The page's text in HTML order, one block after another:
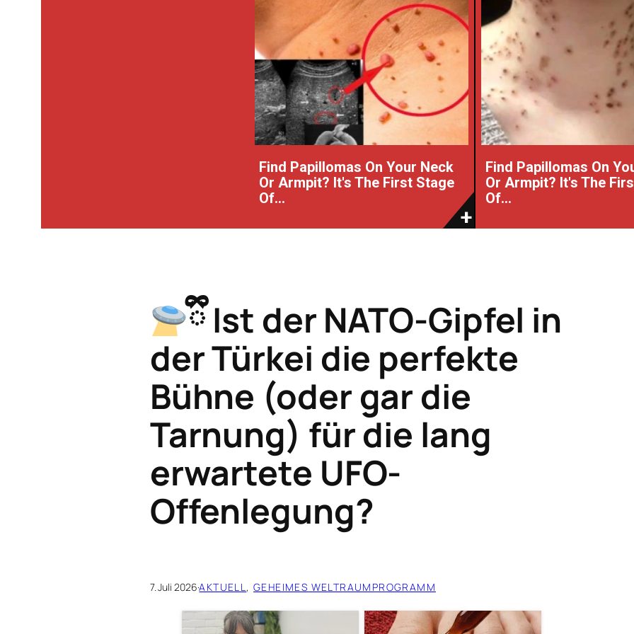
Find Papillomas On Your Neck
Or Armpit? It's The First Stage
Of...
Find Papillomas On
Or Armpit? It's The
Of...
ྀི Ist der NATO-Gipfel in
der Türkei die perfekte
Bühne (oder gar die
Tarnung) für die lang
erwartete UFO-
Offenlegung?
7. Juli 2026·AKTUELL, GEHEIMES WELTRAUMPROGRAMM